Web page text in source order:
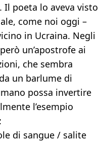
Il poeta lo aveva visto
come noi oggi –
in Ucraina. Negli
un’apostrofe ai
che sembra
un barlume di
possa invertire
l’esempio
di sangue / salite